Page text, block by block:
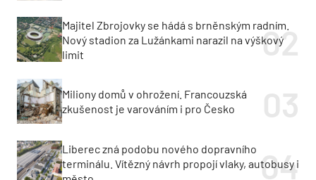
Majitel Zbrojovky se hádá s brněnským radním.
Nový stadion za Lužánkami narazil na výškový
limit
Miliony domů v ohrožení. Francouzská
zkušenost je varováním i pro Česko
Liberec zná podobu nového dopravního
terminálu. Vítězný návrh propojí vlaky, autobusy i